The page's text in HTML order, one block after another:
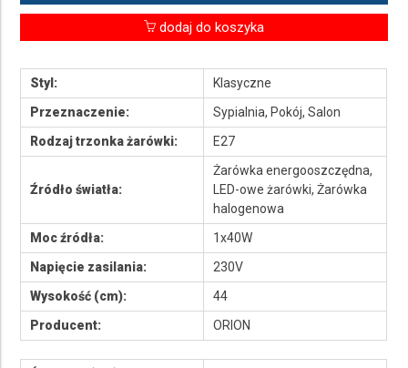
dodaj do koszyka
Styl:
Klasyczne
Przeznaczenie:
Sypialnia, Pokój, Salon
Rodzaj trzonka żarówki:
E27
Źródło światła:
Żarówka energooszczędna,
LED-owe żarówki, Żarówka
halogenowa
Moc źródła:
1x40W
Napięcie zasilania:
230V
Wysokość (cm):
44
Producent:
ORION